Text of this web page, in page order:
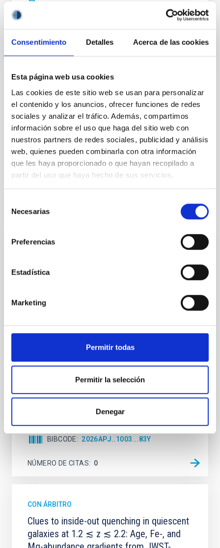
Consentimiento Detalles Acerca de las cookies
Esta página web usa cookies
Las cookies de este sitio web se usan para personalizar
el contenido y los anuncios, ofrecer funciones de redes
sociales y analizar el tráfico. Además, compartimos
información sobre el uso que haga del sitio web con
nuestros partners de redes sociales, publicidad y análisis
web, quienes pueden combinarla con otra información
que les haya proporcionado o que hayan recopilado a
partir del uso que haya hecho de sus servicios.
Necesarias
Preferencias
Estadística
Marketing
Permitir todas
Permitir la selección
Denegar
TIPO
CON ÁRBITRO
Formación y Evolución de Galaxias (FYEG)
Sistema Solar y Sistemas Planetarios (SEYSS)
Te puede interesar
Magnetic Field Alignment with Dense
Cores in the Transition between Cloud and
In a magnetically dominated model of star formation,
field orientation of star-forming dense cores and the
instead, however, that the orientation of cores and
their angular momentum vectors appear random
Yin, Sean et al.
Fecha de publicación:
BIBCODE 2026APJ..1003...83Y
NÚMERO DE CITAS 0
CON ÁRBITRO
Clues to inside-out quenching in quiescent
galaxies at 1.2 ≲ z ≲ 2.2: Age, Fe-, and